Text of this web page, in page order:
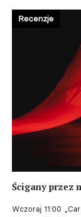
Ścigany przez
Wczoraj 11:00
Recenzje